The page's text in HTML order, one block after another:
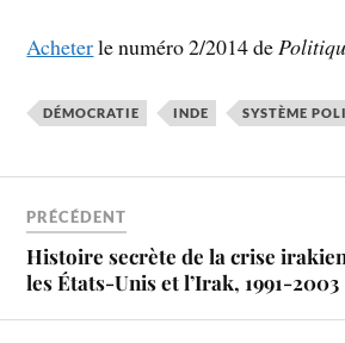
Acheterle numéro 2/2014 de
DÉMOCRATIE INDE SYSTÈME
PRÉCÉDENT
Histoire secrète de la crise
les États-Unis et l’Irak, 1991-2003